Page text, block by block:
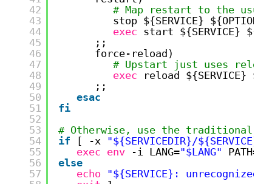
42
43
44
45
46
47
48
49
50
51
52
53
54
55
56
57
# Map restart to the
stop ${SERVICE}
exec start ${SERVICE}
;;
force-reload)
# Upstart just uses
exec
reload ${SERVICE}
;;
esac
fi
# Otherwise, use the traditional
if
[ -x "${SERVICEDIR}/${SERVICE}"
exec env -i LANG="$LANG" PATH=
else
echo
"${SERVICE}: unrecognized